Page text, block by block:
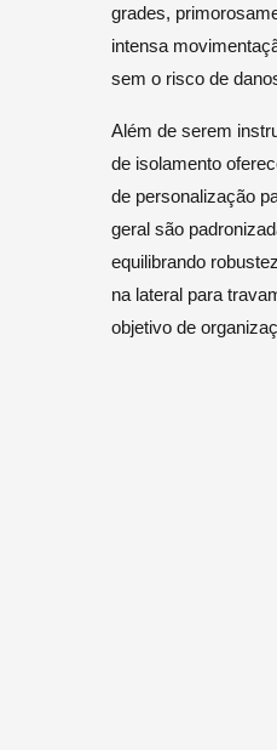
grades,
intensa
sem o risco de
Além de serem
de isolamento
de personalização
geral são
equilibrando
na lateral para
objetivo de